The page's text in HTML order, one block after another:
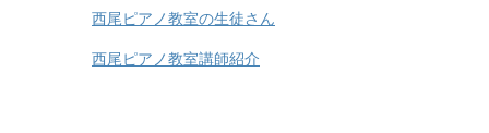
西尾ピアノ教室の生徒さん
西尾ピアノ教室講師紹介